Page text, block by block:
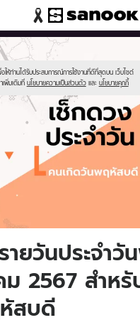
อให้ท่านได้รับประสบการณ์การใช้งานที่ดีที่สุดบน เว็บไซต์
เพิ่มเติมที่ นโยบายความเป็นส่วนตัว และ นโยบายคุกกี้
sr/0/images/logo-
ho/0/ud/fxd/day/daily-
ยวันประจำวั
2567 สำหรั
สบดี